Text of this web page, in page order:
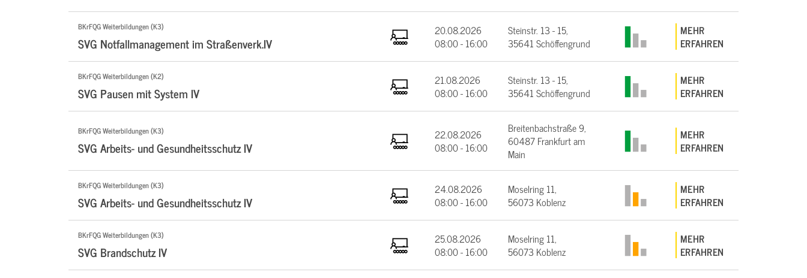
BKrFQG Weiterbildungen (K3)
SVG Notfallmanagement im Straßenverk.IV
20.08.2026
08:00 - 16:00
Steinstr. 13 - 15,
35641 Schöffengrund
MEHR
ERFAHREN
BKrFQG Weiterbildungen (K2)
SVG Pausen mit System IV
21.08.2026
08:00 - 16:00
Steinstr. 13 - 15,
35641 Schöffengrund
MEHR
ERFAHREN
BKrFQG Weiterbildungen (K3)
SVG Arbeits- und Gesundheitsschutz IV
22.08.2026
08:00 - 16:00
Breitenbachstraße 9,
60487 Frankfurt am
Main
MEHR
ERFAHREN
BKrFQG Weiterbildungen (K3)
SVG Arbeits- und Gesundheitsschutz IV
24.08.2026
08:00 - 16:00
Moselring 11,
56073 Koblenz
MEHR
ERFAHREN
BKrFQG Weiterbildungen (K3)
SVG Brandschutz IV
25.08.2026
08:00 - 16:00
Moselring 11,
56073 Koblenz
MEHR
ERFAHREN